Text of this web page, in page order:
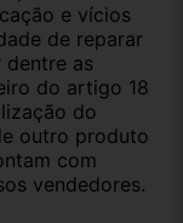
e vícios
de reparar
dentre as
do artigo 18
do
outro produto
com
vendedores.